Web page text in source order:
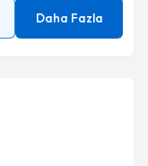
Daha Fazla